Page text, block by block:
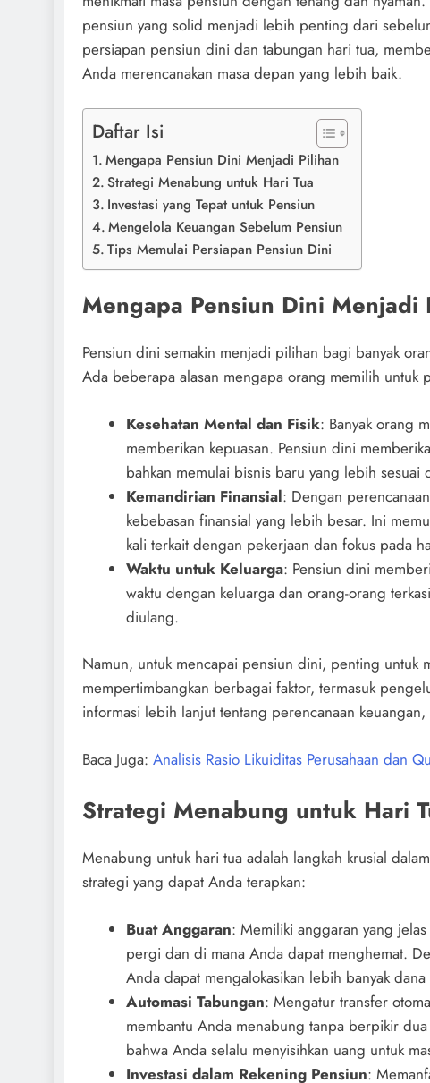
pensiun yang solid menjadi lebih penting dari
persiapan pensiun dini dan tabungan hari tua,
Anda merencanakan masa depan yang lebih baik.
Daftar Isi
Mengapa Pensiun Dini Menjadi Pilihan
Strategi Menabung untuk Hari Tua
Investasi yang Tepat untuk Pensiun
Mengelola Keuangan Sebelum Pensiun
Tips Memulai Persiapan Pensiun Dini
Mengapa Pensiun Dini Menjadi
Pensiun dini semakin menjadi pilihan bagi banyak
Ada beberapa alasan mengapa orang memilih untuk
Kesehatan Mental dan Fisik: Banyak orang
memberikan kepuasan. Pensiun dini
bahkan memulai bisnis baru yang lebih sesuai
Kemandirian Finansial: Dengan
kebebasan finansial yang lebih besar. Ini
kali terkait dengan pekerjaan dan fokus pada
Waktu untuk Keluarga: Pensiun dini
waktu dengan keluarga dan orang-orang
diulang.
Namun, untuk mencapai pensiun dini, penting untuk
mempertimbangkan berbagai faktor, termasuk
informasi lebih lanjut tentang perencanaan
Baca Juga: Analisis Rasio Likuiditas Perusahaan dan
Strategi Menabung untuk Hari
Menabung untuk hari tua adalah langkah krusial
strategi yang dapat Anda terapkan:
Buat Anggaran: Memiliki anggaran yang
pergi dan di mana Anda dapat menghemat.
Anda dapat mengalokasikan lebih banyak
Automasi Tabungan: Mengatur transfer
membantu Anda menabung tanpa berpikir
bahwa Anda selalu menyisihkan uang untuk
Investasi dalam Rekening Pensiun: